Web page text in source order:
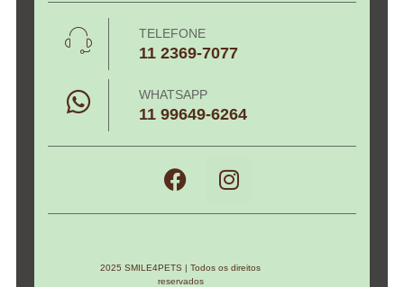
TELEFONE
11 2369-7077
WHATSAPP
11 99649-6264
2025 SMILE4PETS | Todos os direitos
reservados